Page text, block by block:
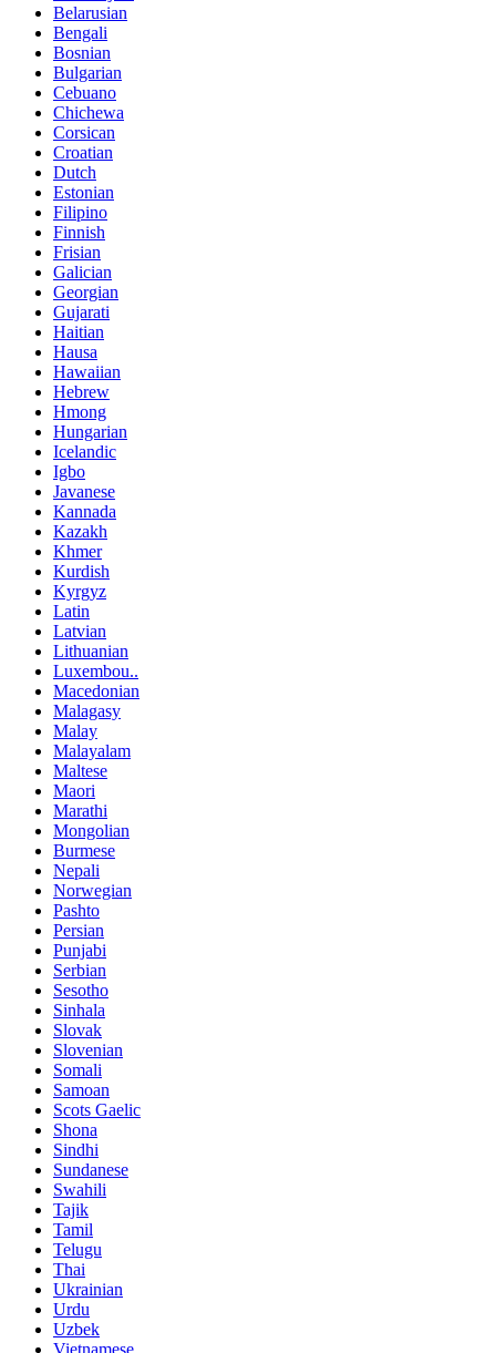
Belarusian
Bengali
Bosnian
Bulgarian
Cebuano
Chichewa
Corsican
Croatian
Dutch
Estonian
Filipino
Finnish
Frisian
Galician
Georgian
Gujarati
Haitian
Hausa
Hawaiian
Hebrew
Hmong
Hungarian
Icelandic
Igbo
Javanese
Kannada
Kazakh
Khmer
Kurdish
Kyrgyz
Latin
Latvian
Lithuanian
Luxembou..
Macedonian
Malagasy
Malay
Malayalam
Maltese
Maori
Marathi
Mongolian
Burmese
Nepali
Norwegian
Pashto
Persian
Punjabi
Serbian
Sesotho
Sinhala
Slovak
Slovenian
Somali
Samoan
Scots Gaelic
Shona
Sindhi
Sundanese
Swahili
Tajik
Tamil
Telugu
Thai
Ukrainian
Urdu
Uzbek
Vietnamese